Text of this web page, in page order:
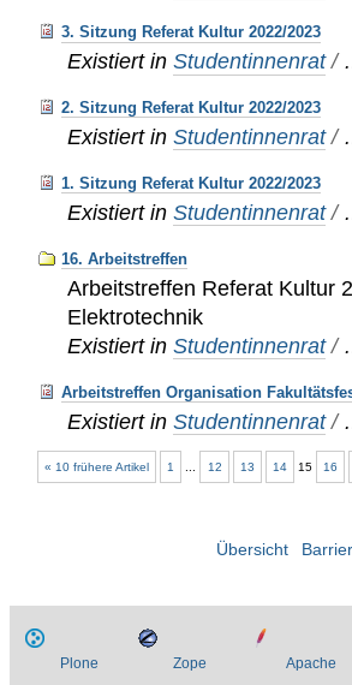
3. Sitzung Referat Kultur 2022/2023
Existiert in Studentinnenrat /
2. Sitzung Referat Kultur 2022/2023
Existiert in Studentinnenrat /
1. Sitzung Referat Kultur 2022/2023
Existiert in Studentinnenrat /
16. Arbeitstreffen
Arbeitstreffen Referat Kultur
Elektrotechnik
Existiert in Studentinnenrat /
Arbeitstreffen Organisation
Existiert in Studentinnenrat /
« 10 frühere Artikel 1 12 13 14 15 16
Übersicht
Plone Zope Apache